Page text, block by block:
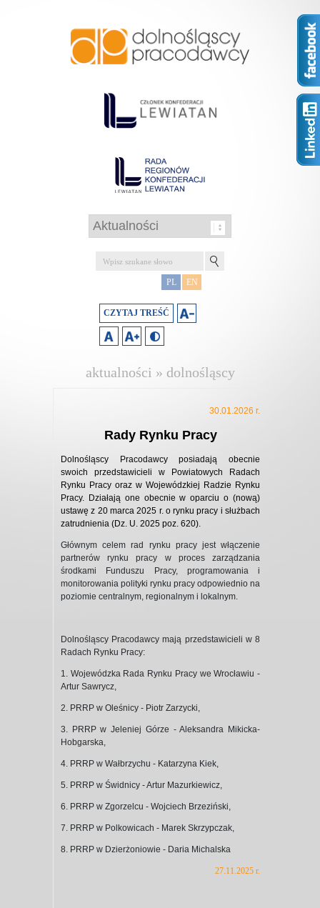
PL EN
CZYTAJ TREŚĆ
aktualności » dolnośląscy
30.01.2026 r.
Rady Rynku Pracy
Dolnośląscy Pracodawcy posiadają obecnie
swoich przedstawicieli w Powiatowych Radach
Rynku Pracy oraz w Wojewódzkiej Radzie Rynku
Pracy. Działają one obecnie w oparciu o (nową)
ustawę z 20 marca 2025 r. o rynku pracy i służbach
zatrudnienia (Dz. U. 2025 poz. 620).
Głównym celem rad rynku pracy jest włączenie
partnerów rynku pracy w proces zarządzania
środkami Funduszu Pracy, programowania i
monitorowania polityki rynku pracy odpowiednio na
poziomie centralnym, regionalnym i lokalnym.
Dolnośląscy Pracodawcy mają przedstawicieli w 8
Radach Rynku Pracy:
1. Wojewódzka Rada Rynku Pracy we Wrocławiu -
Artur Sawrycz,
2. PRRP w Oleśnicy - Piotr Zarzycki,
3. PRRP w Jeleniej Górze - Aleksandra Mikicka-
Hobgarska,
4. PRRP w Wałbrzychu - Katarzyna Kiek,
5. PRRP w Świdnicy - Artur Mazurkiewicz,
6. PRRP w Zgorzelcu - Wojciech Brzeziński,
7. PRRP w Polkowicach - Marek Skrzypczak,
8. PRRP w Dzierżoniowie - Daria Michalska
27.11.2025 r.